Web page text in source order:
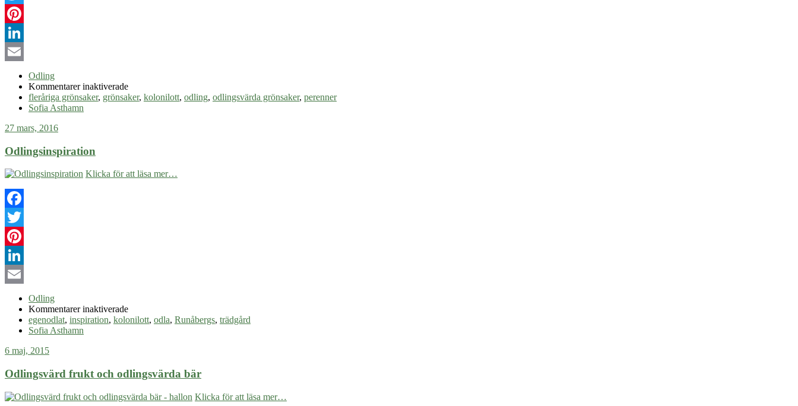
Twitter
Pinterest
LinkedIn
Odling
Kommentarer inaktiveradeför
Fleråriga
fleråriga grönsaker, grönsaker, kolonilott, odling, odlingsvärda grönsaker, perenner
Sofia Asthamn
27 mars, 2016
Odlingsinspiration
Klicka för att läsa mer…
Facebook
Twitter
Pinterest
LinkedIn
Odling
Kommentarer inaktiveradeför
Odlingsinspiration
egenodlat, inspiration, kolonilott, odla, Runåbergs, trädgård
Sofia Asthamn
6 maj, 2015
Odlingsvärd frukt och odlingsvärda bär
Klicka för att läsa mer…